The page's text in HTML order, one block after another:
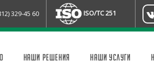
329-45 60 ISO/TC 251
НАШИ РЕШЕНИЯ НАШИ УСЛУГИ